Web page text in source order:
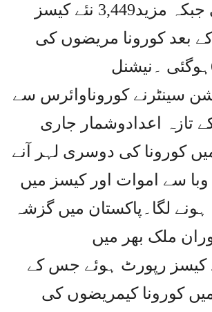
13,757ہوگئی جبکہ مزید3,449 نئے کیسز
بعد کورونا مریضوں کی
تعداد619,259ہوگئی ۔نیشنل
سینٹرنے کوروناوائرس سے
کے تازہ اعدادوشمار جاری
کورونا کی دوسری لہر آنے
سے اموات اور کیسز میں
ہونے لگا۔پاکستان میں گزشہ
ملک بھر میں
کیسز رپورٹ ہوئے جس کے
کورونا کیمریضوں کی